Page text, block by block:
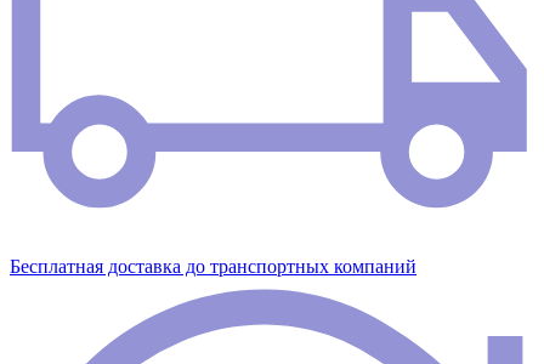
Бесплатная доставка до транспортных компаний